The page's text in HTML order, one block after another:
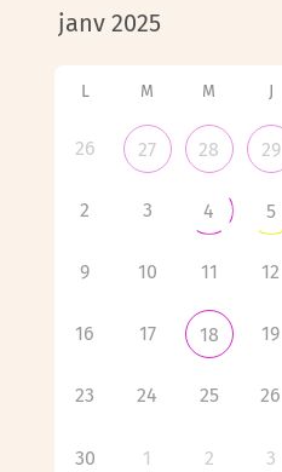
L M M J
26 27 28 29
2 3 4 5
9 10 11 12
16 17 18 19
23 24 25 26
30 1 2 3